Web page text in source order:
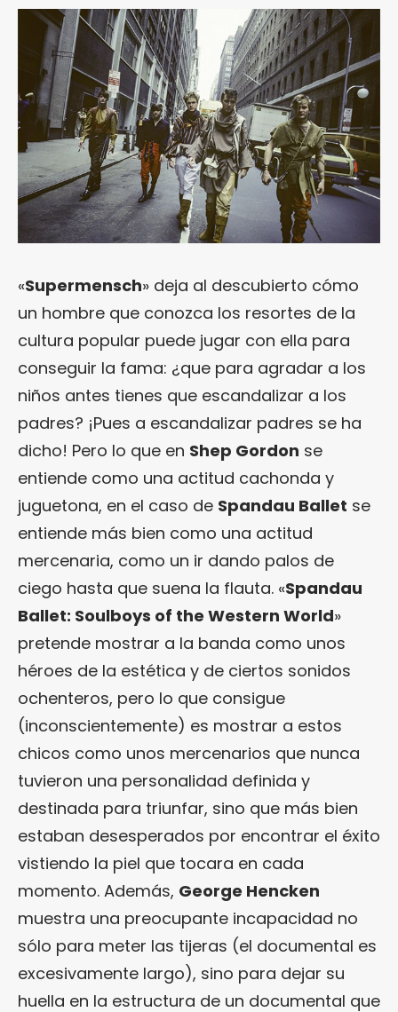
«Supermensch» deja al descubierto cómo
un hombre que conozca los resortes de la
cultura popular puede jugar con ella para
conseguir la fama: ¿que para agradar a los
niños antes tienes que escandalizar a los
padres? ¡Pues a escandalizar padres se ha
dicho! Pero lo que en Shep Gordon se
entiende como una actitud cachonda y
juguetona, en el caso de Spandau Ballet se
entiende más bien como una actitud
mercenaria, como un ir dando palos de
ciego hasta que suena la flauta. «Spandau
Ballet: Soulboys of the Western World»
pretende mostrar a la banda como unos
héroes de la estética y de ciertos sonidos
ochenteros, pero lo que consigue
(inconscientemente) es mostrar a estos
chicos como unos mercenarios que nunca
tuvieron una personalidad definida y
destinada para triunfar, sino que más bien
estaban desesperados por encontrar el éxito
vistiendo la piel que tocara en cada
momento. Además, George Hencken
muestra una preocupante incapacidad no
sólo para meter las tijeras (el documental es
excesivamente largo), sino para dejar su
huella en la estructura de un documental que